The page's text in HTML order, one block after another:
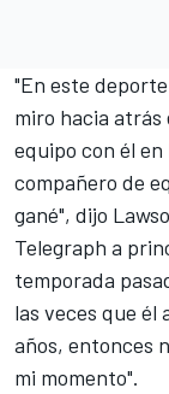
"En este
miro hacia
equipo con él
compañero de
gané", dijo
Telegraph a
temporada
las veces que él
años, entonces
mi momento".